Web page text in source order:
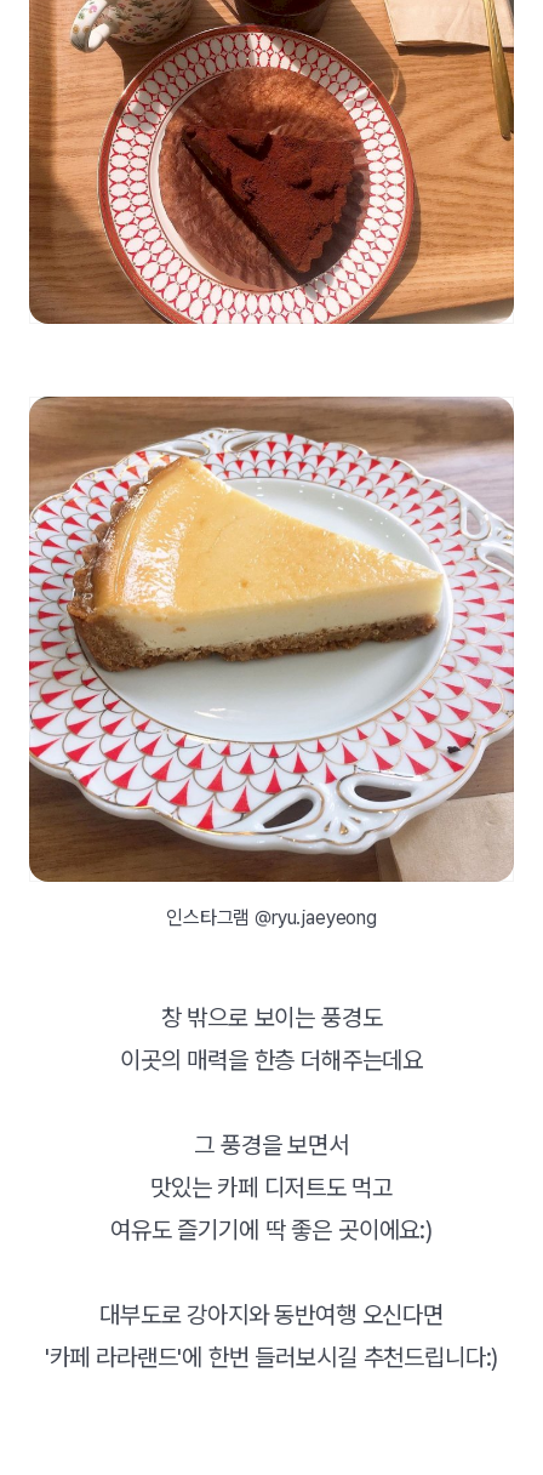
인스타그램 @ryu.jaeyeong
창 밖으로 보이는 풍경도
이곳의 매력을 한층 더해주는데요
그 풍경을 보면서
맛있는 카페 디저트도 먹고
여유도 즐기기에 딱 좋은 곳이에요:)
대부도로 강아지와 동반여행 오신다면
'카페 라라랜드'에 한번 들러보시길 추천드립니다:)